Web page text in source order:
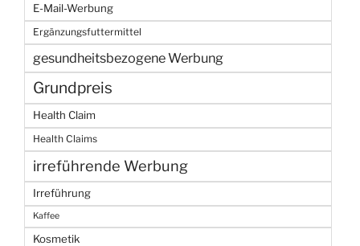
E-Mail-Werbung
Ergänzungsfuttermittel
gesundheitsbezogene Werbung
Grundpreis
Health Claim
Health Claims
irreführende Werbung
Irreführung
Kaffee
Kosmetik